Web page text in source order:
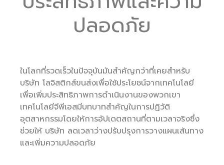
ปลอดภัย
ในโลกที่รวดเร็วในปัจจุบันมันสำคัญกว่าที่เคยสำหรับ
บริษัท โลจิสติกส์ขนส่งเพื่อใช้ประโยชน์จากเทคโนโลยี
เพื่อเพิ่มประสิทธิภาพการดำเนินงานของพวกเขา
เทคโนโลยีจีพีเอสมีบทบาทสำคัญในการปฏิวัติ
อุตสาหกรรมโดยให้การอัปเดตสถานที่ตามเวลาจริงซึ่ง
ช่วยให้ บริษัท ลดเวลาว่างปรับปรุงการวางแผนเส้นทาง
และเพิ่มความปลอดภัย